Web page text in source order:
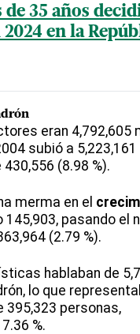
de 35 años
en la
eran 4,792,605
subió a
(8.98 %).
merma en el
145,903, pasando el
(2.79 %).
hablaban de
lo que
395,323 personas,
%.